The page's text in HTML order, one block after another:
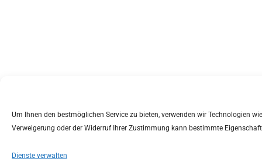
Um Ihnen den bestmöglichen Service zu bieten, verwenden wir Technologien
Verweigerung oder der Widerruf Ihrer Zustimmung kann bestimmte
Dienste verwalten